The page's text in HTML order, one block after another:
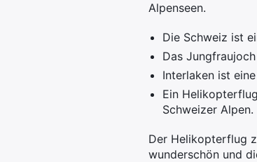
Alpenseen.
Die Schweiz ist
Das
Interlaken ist
Ein
Schweizer Alpen.
Der Helikopterflug
wunderschön und